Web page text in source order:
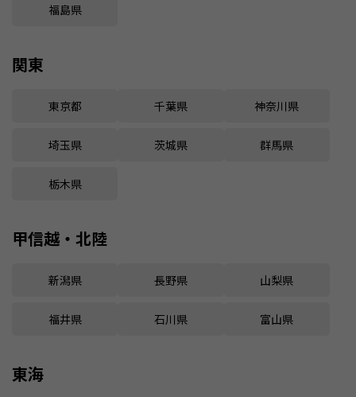
福島県
関東
東京都 千葉県 神奈川県
埼玉県 茨城県 群馬県
栃木県
甲信越・北陸
新潟県 長野県 山梨県
福井県 石川県 富山県
東海